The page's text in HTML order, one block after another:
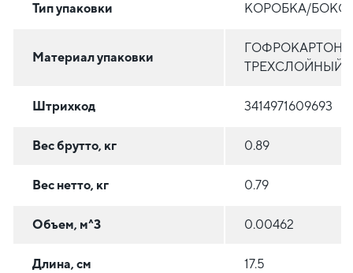
Тип упаковки КОРОБКА/БОКС
Материал упаковки
ГОФРОКАРТОН
ТРЕХСЛОЙНЫЙ
Штрихкод 3414971609693
Вес брутто, кг 0.89
Вес нетто, кг 0.79
Объем, м^3 0.00462
Длина, см 17.5